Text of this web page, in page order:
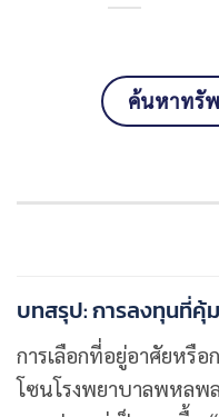
ค้นหาทรั
บทสรุป: การลงทุนที่คุ้
การเลือกที่อยู่อาศัยหรือ
โซนโรงพยาบาลพหลพ